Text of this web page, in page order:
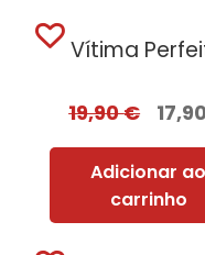
Vítima
19,90€ 17,90
Adicionar ao
carrinho